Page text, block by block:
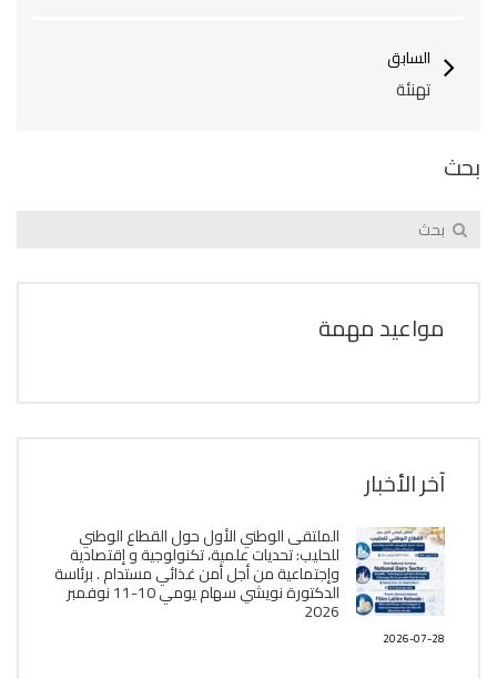
السابق
تهنئة
بحث
مواعيد مهمة
آخر الأخبار
الملتقى الوطني الأول حول القطاع الوطني
للحليب: تحديات علمية، تكنولوجية و إقتصادية
وإجتماعية من أجل أمن غذائي مستدام . برئاسة
الدكتورة نويشي سهام يومي 10-11 نوفمبر
2026
2026-07-28